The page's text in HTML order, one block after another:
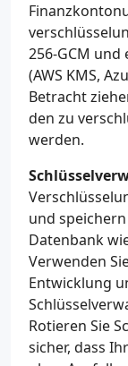
256-GCM
(AWS KMS,
Betracht
den zu
werden.
und
Datenbank
Verwenden
Entwicklung
Rotieren Sie
sicher, dass